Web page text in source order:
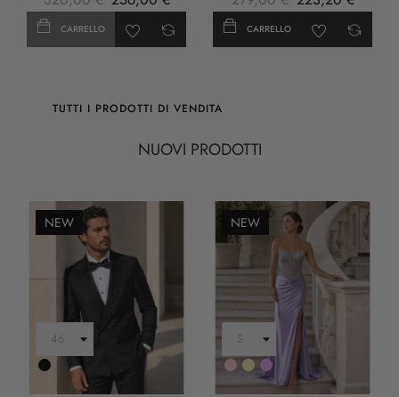
CARRELLO CARRELLO
TUTTI I PRODOTTI DI VENDITA
NUOVI PRODOTTI
NEW
Nero
NEW
RosaOroLILLA